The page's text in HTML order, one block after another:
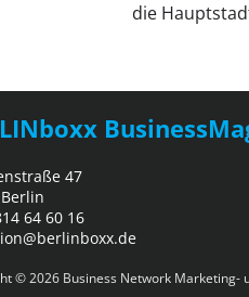
die
47
64 60 16
© 2026 Business Network Marketing-